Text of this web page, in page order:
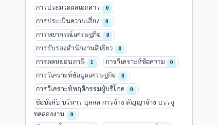
การประมวลผลเอกสาร 0
การประเมินความเสี่ยง 0
การพยากรณ์เศรษฐกิจ 0
การรับรองสำนักงานสีเขียว 0
การลดหย่อนภาษี 1 การวิเคราะห์ข้อความ 0
การวิเคราะห์ข้อมูลเศรษฐกิจ 0
การวิเคราะห์พฤติกรรมผู้บริโภค 0
ข้อบังคับ บริหาร บุคคล การจ้าง สัญญาจ้าง บรรจุ
ทดลองงาน
0